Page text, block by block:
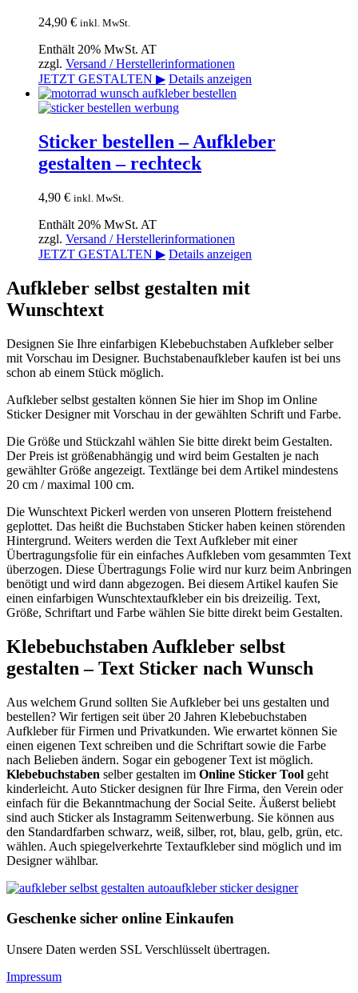
24,90 € inkl. MwSt.
Enthält 20% MwSt. AT
zzgl. Versand / Herstellerinformationen
JETZT GESTALTEN ▶ Details anzeigen
Sticker bestellen – Aufkleber
gestalten – rechteck
4,90 € inkl. MwSt.
Enthält 20% MwSt. AT
zzgl. Versand / Herstellerinformationen
JETZT GESTALTEN ▶ Details anzeigen
Aufkleber selbst gestalten mit
Wunschtext
Designen Sie Ihre einfarbigen Klebebuchstaben Aufkleber selber
mit Vorschau im Designer. Buchstabenaufkleber kaufen ist bei uns
schon ab einem Stück möglich.
Aufkleber selbst gestalten können Sie hier im Shop im Online
Sticker Designer mit Vorschau in der gewählten Schrift und Farbe.
Die Größe und Stückzahl wählen Sie bitte direkt beim Gestalten.
Der Preis ist größenabhängig und wird beim Gestalten je nach
gewählter Größe angezeigt. Textlänge bei dem Artikel mindestens
20 cm / maximal 100 cm.
Die Wunschtext Pickerl werden von unseren Plottern freistehend
geplottet. Das heißt die Buchstaben Sticker haben keinen störenden
Hintergrund. Weiters werden die Text Aufkleber mit einer
Übertragungsfolie für ein einfaches Aufkleben vom gesammten Text
überzogen. Diese Übertragungs Folie wird nur kurz beim Anbringen
benötigt und wird dann abgezogen. Bei diesem Artikel kaufen Sie
einen einfarbigen Wunschtextaufkleber ein bis dreizeilig. Text,
Größe, Schriftart und Farbe wählen Sie bitte direkt beim Gestalten.
Klebebuchstaben Aufkleber selbst
gestalten – Text Sticker nach Wunsch
Aus welchem Grund sollten Sie Aufkleber bei uns gestalten und
bestellen? Wir fertigen seit über 20 Jahren Klebebuchstaben
Aufkleber für Firmen und Privatkunden. Wie erwartet können Sie
einen eigenen Text schreiben und die Schriftart sowie die Farbe
nach Belieben ändern. Sogar ein gebogener Text ist möglich.
Klebebuchstaben selber gestalten im Online Sticker Tool geht
kinderleicht. Auto Sticker designen für Ihre Firma, den Verein oder
einfach für die Bekanntmachung der Social Seite. Äußerst beliebt
sind auch Sticker als Instagramm Seitenwerbung. Sie können aus
den Standardfarben schwarz, weiß, silber, rot, blau, gelb, grün, etc.
wählen. Auch spiegelverkehrte Textaufkleber sind möglich und im
Designer wählbar.
Geschenke sicher online Einkaufen
Unsere Daten werden SSL Verschlüsselt übertragen.
Impressum